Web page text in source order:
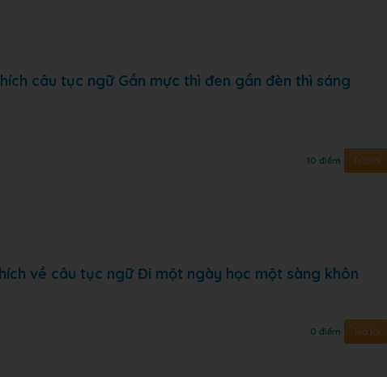
câu tục ngữ Gần mực thì đen gần đèn thì sáng
10 điểm Trả lời
về câu tục ngữ Đi một ngày học một sàng khôn
0 điểm Trả lời